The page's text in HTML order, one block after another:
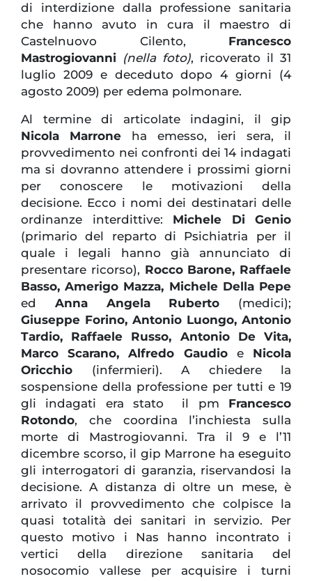
di interdizione dalla professione sanitaria
che hanno avuto in cura il maestro di
Castelnuovo Cilento, Francesco
Mastrogiovanni (nella foto), ricoverato il 31
luglio 2009 e deceduto dopo 4 giorni (4
agosto 2009) per edema polmonare.
Al termine di articolate indagini, il gip
Nicola Marrone ha emesso, ieri sera, il
provvedimento nei confronti dei 14 indagati
ma si dovranno attendere i prossimi giorni
per conoscere le motivazioni della
decisione. Ecco i nomi dei destinatari delle
ordinanze interdittive: Michele Di Genio
(primario del reparto di Psichiatria per il
quale i legali hanno già annunciato di
presentare ricorso), Rocco Barone, Raffaele
Basso, Amerigo Mazza, Michele Della Pepe
ed Anna Angela Ruberto (medici);
Giuseppe Forino, Antonio Luongo, Antonio
Tardio, Raffaele Russo, Antonio De Vita,
Marco Scarano, Alfredo Gaudioe Nicola
Oricchio (infermieri). A chiedere la
sospensione della professione per tutti e 19
gli indagati era stato il pm Francesco
Rotondo, che coordina l’inchiesta sulla
morte di Mastrogiovanni. Tra il 9 e l’11
dicembre scorso, il gip Marrone ha eseguito
gli interrogatori di garanzia, riservandosi la
decisione. A distanza di oltre un mese, è
arrivato il provvedimento che colpisce la
quasi totalità dei sanitari in servizio. Per
questo motivo i Nas hanno incontrato i
vertici della direzione sanitaria del
nosocomio vallese per acquisire i turni